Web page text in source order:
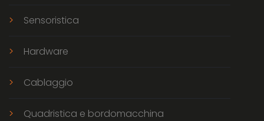
Sensoristica
Hardware
Cablaggio
Quadristica e bordomacchina